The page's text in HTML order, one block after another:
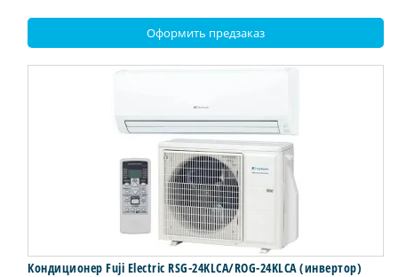
Оформить предзаказ
Кондиционер Fuji Electric RSG-24KLCA/ROG-24KLCA (инвертор)